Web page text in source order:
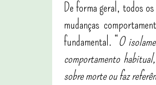
De forma geral, todos
mudanças
fundamental. “ O
comportamento
sobre morte ou faz